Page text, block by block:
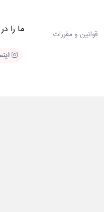
قوانین و مقررات ما را